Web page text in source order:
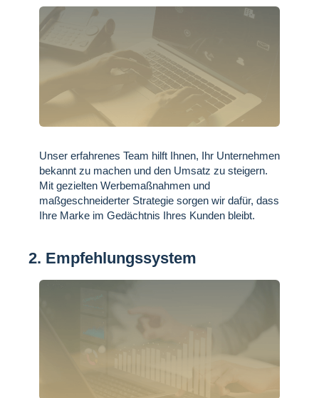
Unser erfahrenes Team hilft Ihnen, Ihr Unternehmen
bekannt zu machen und den Umsatz zu steigern.
Mit gezielten Werbemaßnahmen und
maßgeschneiderter Strategie sorgen wir dafür, dass
Ihre Marke im Gedächtnis Ihres Kunden bleibt.
2. Empfehlungssystem